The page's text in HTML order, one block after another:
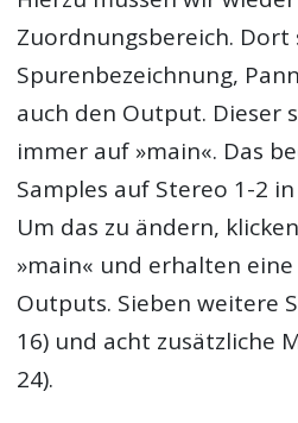
Zuordnungsbereich. Dort
Spurenbezeichnung,
auch den Output. Dieser
immer auf »main«. Das
Samples auf Stereo 1-2
Um das zu ändern,
»main« und erhalten
Outputs. Sieben weitere
16) und acht zusätzliche
24).